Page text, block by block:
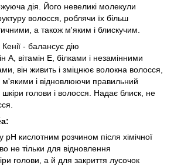
дія. Його невеликі молекули
волосся, роблячи їх більш
а також м'яким і блискучим.
- балансує дію
А, вітамін Е, білками і незамінними
він живить і зміцнює волокна волосся,
м'якими і відновлюючи правильний
шкіри голови і волосся. Надає блиск, не
pH кислотним розчином після хімічної
не тільки для відновлення
голови, а й для закриття лусочок